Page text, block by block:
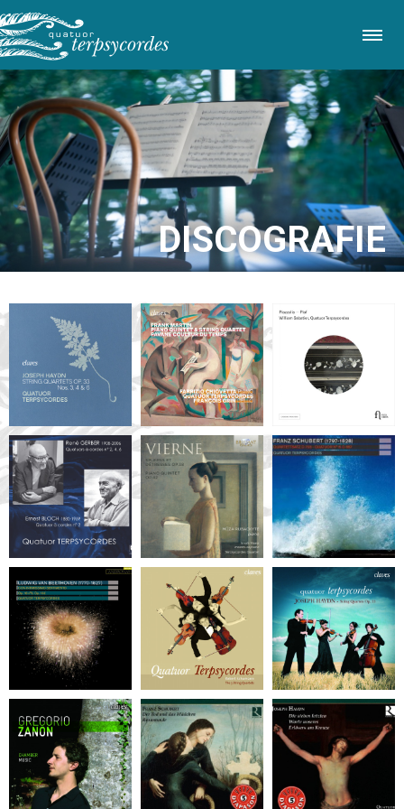
zum
Inhalt
DISCOGRAFIE